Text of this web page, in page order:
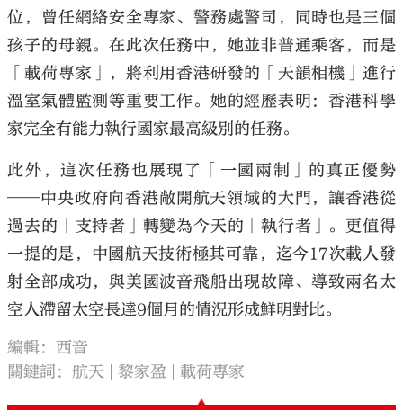
位，曾任網絡安全專家、警務處警司，同時也是三個
孩子的母親。在此次任務中，她並非普通乘客，而是
「載荷專家」，將利用香港研發的「天韻相機」進行
溫室氣體監測等重要工作。她的經歷表明：香港科學
家完全有能力執行國家最高級別的任務。
此外，這次任務也展現了「一國兩制」的真正優勢
——中央政府向香港敞開航天領域的大門，讓香港從
過去的「支持者」轉變為今天的「執行者」。更值得
一提的是，中國航天技術極其可靠，迄今17次載人發
射全部成功，與美國波音飛船出現故障、導致兩名太
空人滯留太空長達9個月的情況形成鮮明對比。
編輯：西音
關鍵詞：航天 黎家盈 載荷專家